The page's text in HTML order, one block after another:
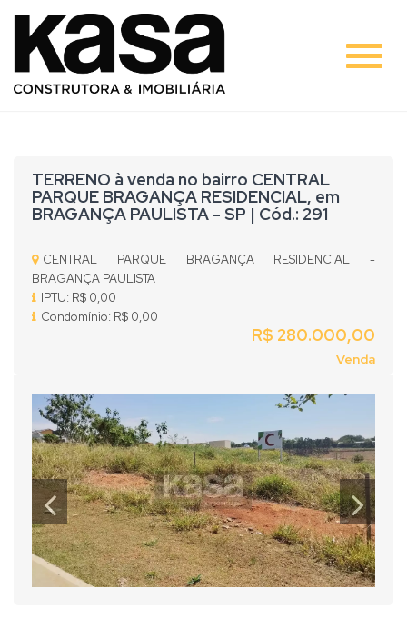
#
TERRENO à venda no bairro CENTRAL
PARQUE BRAGANÇA RESIDENCIAL, em
BRAGANÇA PAULISTA - SP | Cód.: 291
CENTRAL PARQUE BRAGANÇA RESIDENCIAL -
BRAGANÇA PAULISTA
IPTU: R$ 0,00
Condomínio: R$ 0,00
R$ 280.000,00
Venda
Previous